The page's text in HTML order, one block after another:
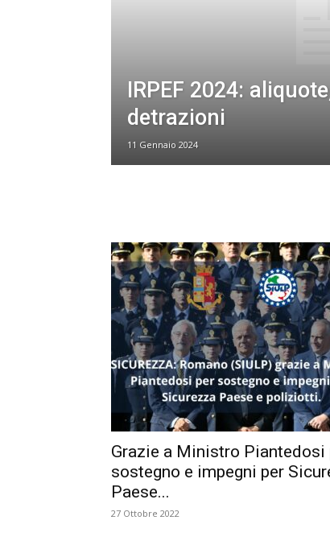
IRPEF 2024:
detrazioni
11 Gennaio 2024
Grazie a Ministro Piantedosi
sostegno e impegni per
Paese...
27 Ottobre 2022